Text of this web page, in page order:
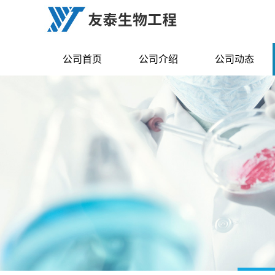
公司首页 公司介绍 公司动态